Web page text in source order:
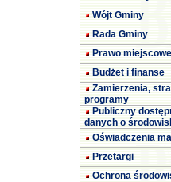
Wójt Gminy
Rada Gminy
Prawo miejscowe
Budżet i finanse
Zamierzenia,
programy
Publiczny
danych o
Oświadczenia
Przetargi
Ochrona